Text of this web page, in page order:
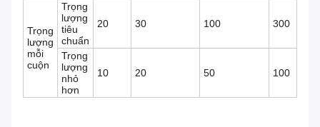
Trọng
lượng
mỗi
cuộn
Trọng
lượng
tiêu
chuẩn
20 30 100 300
Trọng
lượng
nhỏ
hơn
10 20 50 100